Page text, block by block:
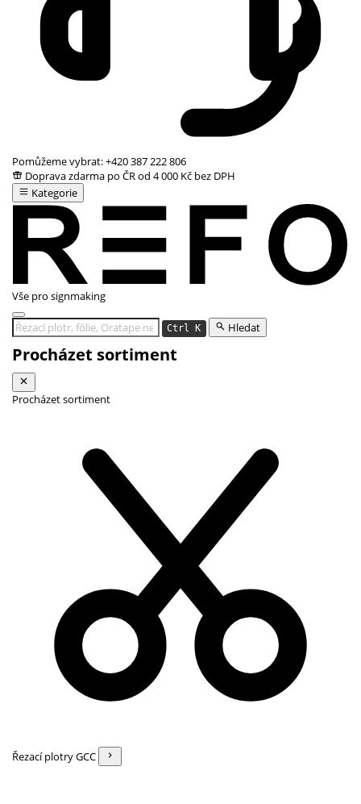
Pomůžeme vybrat:+420 387 222 806
Doprava zdarma po ČR od 4 000 Kč bez DPH
Kategorie
Vše pro signmaking
Ctrl K Hledat
Procházet sortiment
Procházet sortiment
Řezací plotry GCC